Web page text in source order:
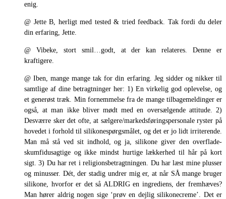
enig.
@ Jette B, herligt med tested & tried feedback. Tak fordi du deler
din erfaring, Jette.
@ Vibeke, stort smil…godt, at der kan relateres. Denne er
kraftigere.
@ Iben, mange mange tak for din erfaring. Jeg sidder og nikker til
samtlige af dine betragtninger her: 1) En virkelig god oplevelse, og
et generøst træk. Min fornemmelse fra de mange tilbagemeldinger er
også, at man ikke bliver mødt med en oversælgende attitude. 2)
Desværre sker det ofte, at sælgere/markedsføringspersonale ryster på
hovedet i forhold til silikonespørgsmålet, og det er jo lidt irriterende.
Man må stå ved sit indhold, og ja, silikone giver den overflade-
skumfidusagtige og ikke mindst hurtige lækkerhed til hår på kort
sigt. 3) Du har ret i religionsbetragtningen. Du har læst mine plusser
og minusser. Dét, der stadig undrer mig er, at når SÅ mange bruger
silikone, hvorfor er det så ALDRIG en ingrediens, der fremhæves?
Man hører aldrig nogen sige ‘prøv en dejlig silikonecreme’. Det er